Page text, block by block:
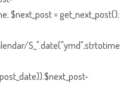
$next_post = get_next_post();